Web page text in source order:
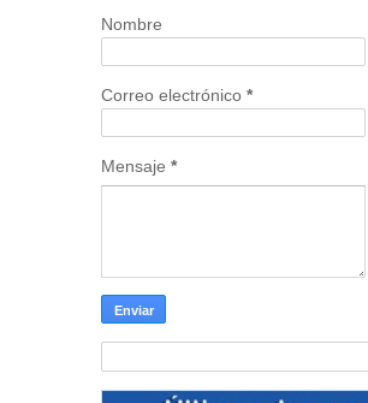
Nombre
Correo electrónico *
Mensaje *